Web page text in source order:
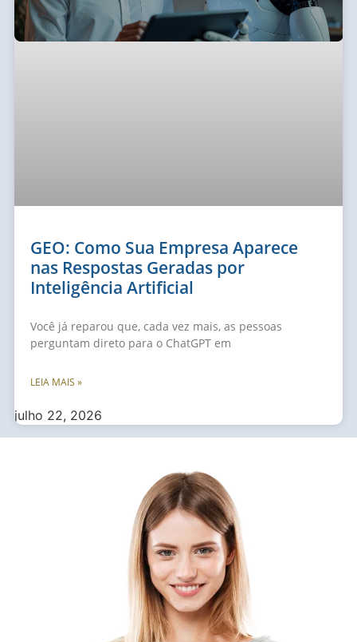
GEO: Como Sua Empresa Aparece
nas Respostas Geradas por
Inteligência Artificial
Você já reparou que, cada vez mais, as pessoas
perguntam direto para o ChatGPT em
LEIA MAIS »
julho 22, 2026